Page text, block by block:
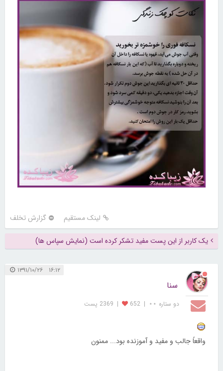
لینک مستقیم گزارش تخلف
یک کاربر از این پست مفید تشکر کرده است (نمایش سپاس ها)
۱۶:۱۲ ۱۳۹۱/۱۰/۲۶
سنا
دو ستاره ⋆⋆ |
652
| 2369 پست
واقعاً جالب و مفید و آموزنده بود... ممنون